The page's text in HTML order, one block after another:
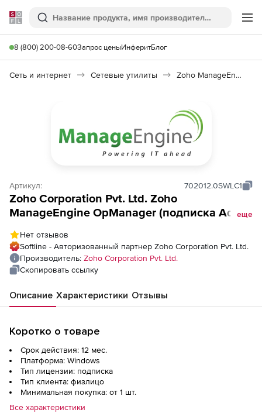
Softline
Поиск
8 (800) 200-08-60Запрос ценыИнферитБлог
Сеть и интернет Сетевые утилиты Zoho ManageEngine OpManager
Артикул: 702012.0SWLC1
Zoho Corporation Pvt. Ltd. Zoho
ManageEngine OpManager (подписка Add-еще
Нет отзывов
Softline - Авторизованный партнер Zoho Corporation Pvt. Ltd.
Производитель: Zoho Corporation Pvt. Ltd.
Скопировать ссылку
Описание Характеристики Отзывы
Коротко о товаре
Срок действия: 12 мес.
Платформа: Windows
Тип лицензии: подписка
Тип клиента: физлицо
Минимальная покупка: от 1 шт.
Все характеристики